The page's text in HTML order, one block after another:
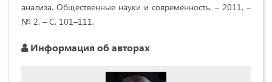
анализа. Общественные науки и современность. – 2011. –
№ 2. – С. 101–111.
Информация об авторах